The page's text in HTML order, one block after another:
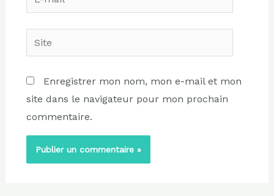
mail
Site
Enregistrer mon nom, mon e-mail et mon
site dans le navigateur pour mon prochain
commentaire.